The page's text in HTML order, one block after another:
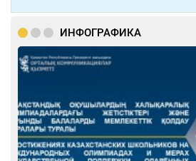
ИНФОГРАФИКА